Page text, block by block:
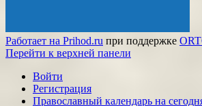
Работает на Prihod.ru при поддержке
Перейти к верхней панели
Войти
Регистрация
Православный календарь на